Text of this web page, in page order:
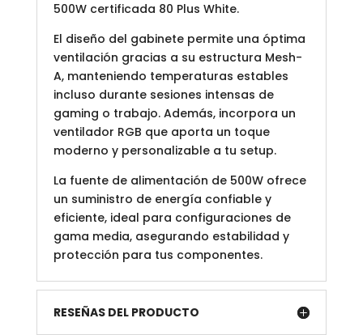
500W certificada 80 Plus White.
El diseño del gabinete permite una óptima
ventilación gracias a su estructura Mesh-
A, manteniendo temperaturas estables
incluso durante sesiones intensas de
gaming o trabajo. Además, incorpora un
ventilador RGB que aporta un toque
moderno y personalizable a tu setup.
La fuente de alimentación de 500W ofrece
un suministro de energía confiable y
eficiente, ideal para configuraciones de
gama media, asegurando estabilidad y
protección para tus componentes.
RESEÑAS DEL PRODUCTO